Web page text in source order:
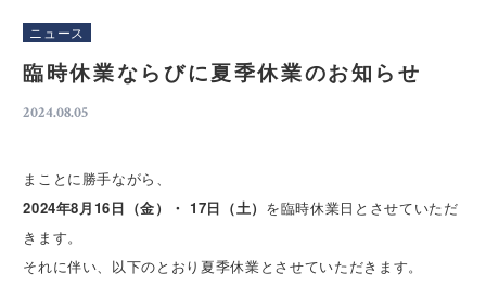
ニュース
臨時休業ならびに夏季休業のお知らせ
2024.08.05
まことに勝手ながら、
2024年8月16日（金）・ 17日（土） を臨時休業日とさせていただ
きます。
それに伴い、以下のとおり夏季休業とさせていただきます。